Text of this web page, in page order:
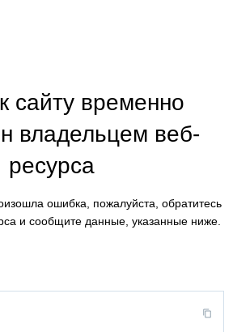
сайту временно
владельцем веб-
ресурса
ошибка, пожалуйста, обратитесь
и сообщите данные, указанные ниже.